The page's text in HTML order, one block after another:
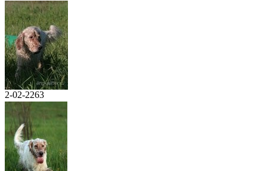
2-02-2263